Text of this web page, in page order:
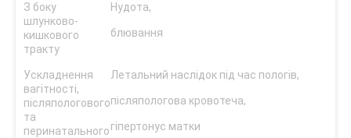
З боку
шлунково-
кишкового
тракту
Нудота,
блювання
Ускладнення
вагітності,
післяпологового
та
перинатального
Летальний наслідок під час пологів,
післяпологова кровотеча,
гіпертонус матки